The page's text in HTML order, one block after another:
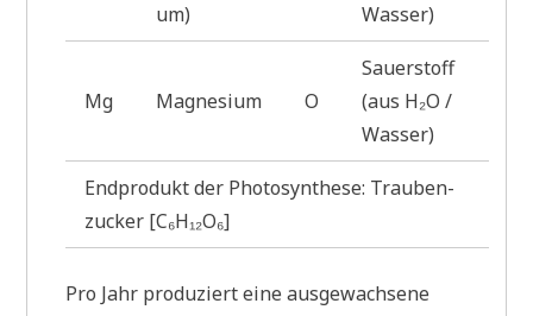
um)
Wasser)
Mg Magnesium O
Sau­er­stoff
(aus H₂O /
Wasser)
End­pro­dukt der Pho­to­syn­the­se: Trau­ben­
zucker [C₆H₁₂O₆]
Pro Jahr pro­du­ziert eine aus­ge­wach­se­ne